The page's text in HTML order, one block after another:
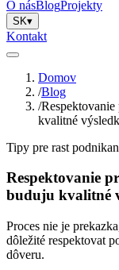
O násBlogProjekty
SK▾
Kontakt
Domov
/Blog
/
kvalitné
Tipy pre rast
Respektovanie
buduju kvalitné
Proces nie je
dôležité respektovat
dôveru.